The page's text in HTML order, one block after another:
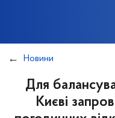
Новини
Для
Києві